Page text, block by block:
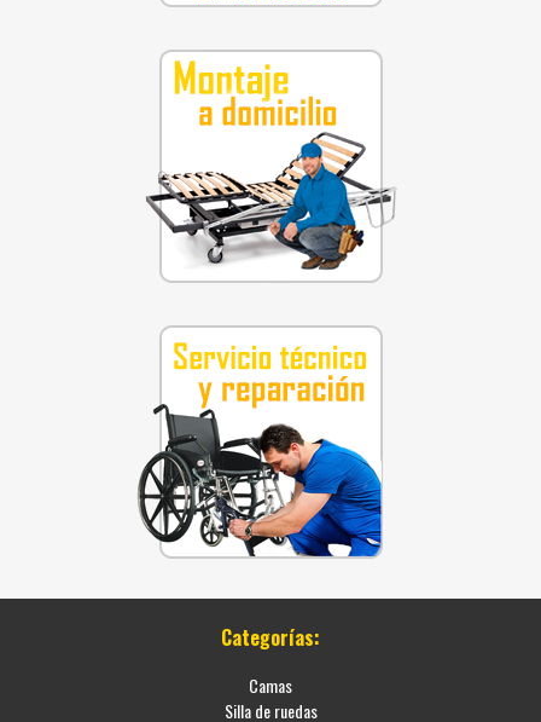
Categorías:
Camas
Silla de ruedas